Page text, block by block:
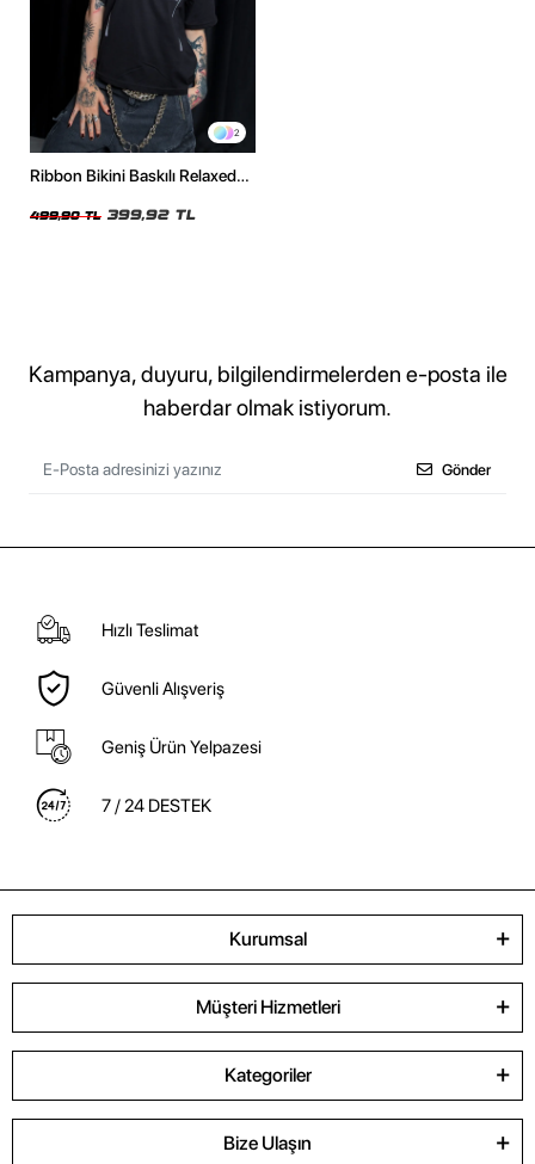
2
Ribbon Bikini Baskılı Relaxed
499,90 TL 399,92 TL
Kampanya, duyuru, bilgilendirmelerden e-posta ile
haberdar olmak istiyorum.
Gönder
Hızlı Teslimat
Güvenli Alışveriş
Geniş Ürün Yelpazesi
7 / 24 DESTEK
Kurumsal
Müşteri Hizmetleri
Kategoriler
Bize Ulaşın